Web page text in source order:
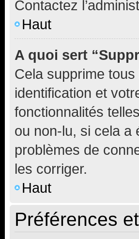
Contactez
Haut
A quoi sert
Cela supprime
identification et
fonctionnalités
ou non-lu, si cela a
problèmes de
les corriger.
Haut
Préférences